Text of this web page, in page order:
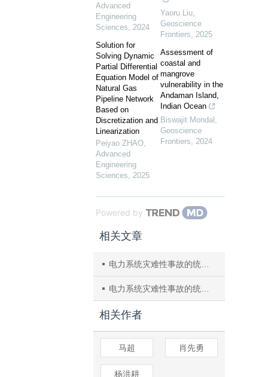
Advanced
Engineering
Sciences, 2024
Solution for
Solving Dynamic
Partial Differential
Equation Model of
Natural Gas
Pipeline Network
Based on
Discretization and
Linearization
Peiyao ZHAO,
Advanced
Engineering
Sciences, 2025
Yaoru Liu,
Geoscience
Frontiers, 2025
Assessment of
coastal and
mangrove
vulnerability in the
Andaman Island,
Indian Ocean
Biswajit Mondal ,
Geoscience
Frontiers, 2024
Powered by
相关文章
电力系统灾难性事故的统一不确定性评估方法
电力系统灾难性事故的统一不确定性评估方法
相关作者
马超 肖先勇
杨洪耕